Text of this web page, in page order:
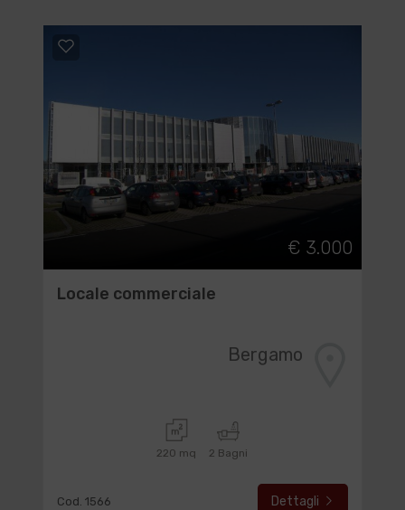
€ 3.000
Locale commerciale
Bergamo
220 mq 2 Bagni
Cod. 1566 Dettagli